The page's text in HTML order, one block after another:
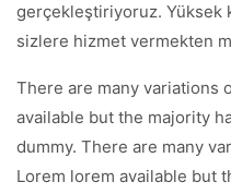
gerçekleştiriyoruz. Yüksek
sizlere hizmet vermekten
There are many variations
available but the majority
dummy. There are many
Lorem lorem available but